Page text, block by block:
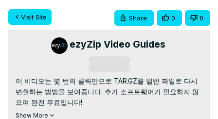
Visit Site Share 0 0
ezyZip Video Guides
이 비디오는 몇 번의 클릭만으로 TAR.GZ를 일반 파일로 다시
변환하는 방법을 보여줍니다. 추가 소프트웨어가 필요하지 않
으며 완전 무료입니다!
올바른 변환기로 이동합니다.
Show More